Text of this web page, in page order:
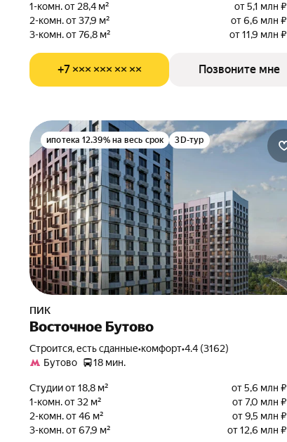
1-комн. от 28,4 м²
от 5,1 млн ₽
2-комн. от 37,9 м²
от 6,6 млн ₽
3-комн. от 76,8 м²
от 11,9 млн ₽
+7 ××× ××× ×× ×× Позвоните мне
ипотека 12.39% на весь срок 3D-тур
ПИК
Восточное Бутово
Строится, есть сданные•комфорт•4.4 (3162)
Бутово
18 мин.
Студии от 18,8 м²
от 5,6 млн ₽
1-комн. от 32 м²
от 7,0 млн ₽
2-комн. от 46 м²
от 9,5 млн ₽
3-комн. от 67,9 м²
от 12,6 млн ₽